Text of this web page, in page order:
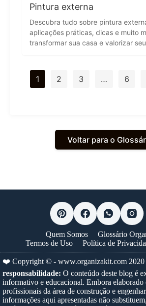
Pintura externa
Descubra tudo sobre pintura
aplicações práticas, dicas e muito
transformar sua casa e valorizar
1 2 3 … 6
Voltar para o
Quem Somos
Glossário
Termos de Uso
Política de
❤️ Copyright © - www.organizakit.com 2020
responsabilidade: O conteúdo deste blog é
informativo e educacional. Embora elaborado
profissionais da área de construção e
informações aqui apresentadas não